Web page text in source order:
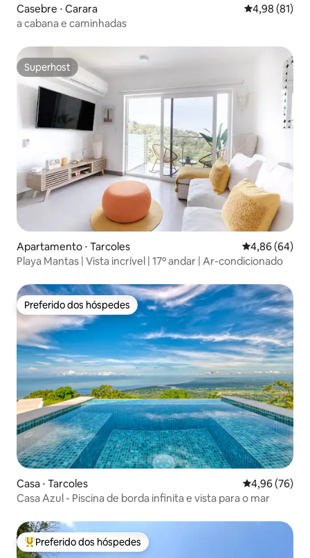
Casebre ⋅ Carara 4,98 de uma
4,98 (81)
a cabana e caminhadas
Superhost
Superhost
Apartamento ⋅ Tarcoles 4,86 de uma
4,86 (64)
Playa Mantas | Vista incrível | 17º andar | Ar-condicionado
Preferido dos hóspedes
Preferido dos hóspedes
Casa ⋅ Tarcoles 4,96 de uma
4,96 (76)
Casa Azul - Piscina de borda infinita e vista para o mar
Entre os melhores preferidos dos hóspedes
Preferido dos hóspedes